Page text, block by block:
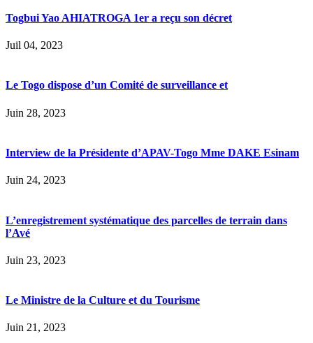
Togbui Yao AHIATROGA 1er a reçu son décret
Juil 04, 2023
Le Togo dispose d’un Comité de surveillance et
Juin 28, 2023
Interview de la Présidente d’APAV-Togo Mme DAKE Esinam
Juin 24, 2023
L’enregistrement systématique des parcelles de terrain dans
l’Avé
Juin 23, 2023
Le Ministre de la Culture et du Tourisme
Juin 21, 2023